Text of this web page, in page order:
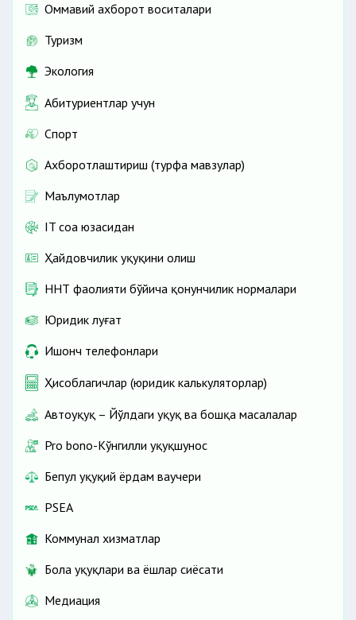
Оммавий ахборот воситалари
Туризм
Экология
Абитуриентлар учун
Спорт
Ахборотлаштириш (турфа мавзулар)
Маълумотлар
IT соҳа юзасидан
Ҳайдовчилик ҳуқуқини олиш
ННТ фаолияти бўйича қонунчилик нормалари
Юридик луғат
Ишонч телефонлари
Ҳисоблагичлар (юридик калькуляторлар)
Автоҳуқуқ – Йўлдаги ҳуқуқ ва бошқа масалалар
Pro bono-Кўнгилли ҳуқуқшунос
Бепул ҳуқуқий ёрдам ваучери
PSEA
Коммунал хизматлар
Бола ҳуқуқлари ва ёшлар сиёсати
Медиация